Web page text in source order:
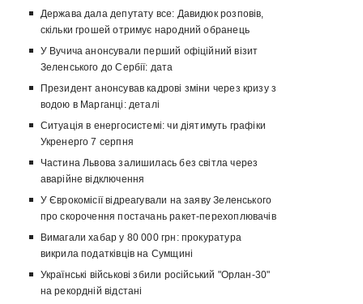
Держава дала депутату все: Давидюк розповів,
скільки грошей отримує народний обранець
У Вучича анонсували перший офіційний візит
Зеленського до Сербії: дата
Президент анонсував кадрові зміни через кризу з
водою в Марганці: деталі
Ситуація в енергосистемі: чи діятимуть графіки
Укренерго 7 серпня
Частина Львова залишилась без світла через
аварійне відключення
У Єврокомісії відреагували на заяву Зеленського
про скорочення постачань ракет-перехоплювачів
Вимагали хабар у 80 000 грн: прокуратура
викрила податківців на Сумщині
Українські військові збили російський "Орлан-30"
на рекордній відстані